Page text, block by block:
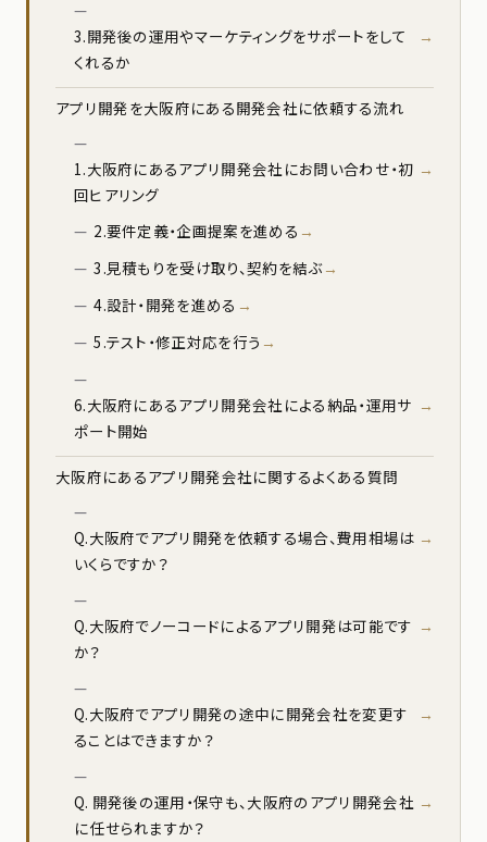
3.開発後の運用やマーケティングをサポートをして
くれるか
アプリ開発を大阪府にある開発会社に依頼する流れ
1.大阪府にあるアプリ開発会社にお問い合わせ・初
回ヒアリング
2.要件定義・企画提案を進める
3.見積もりを受け取り、契約を結ぶ
4.設計・開発を進める
5.テスト・修正対応を行う
6.大阪府にあるアプリ開発会社による納品・運用サ
ポート開始
大阪府にあるアプリ開発会社に関するよくある質問
Q.大阪府でアプリ開発を依頼する場合、費用相場は
いくらですか？
Q.大阪府でノーコードによるアプリ開発は可能です
か？
Q.大阪府でアプリ開発の途中に開発会社を変更す
ることはできますか？
Q. 開発後の運用・保守も、大阪府のアプリ開発会社
に任せられますか？